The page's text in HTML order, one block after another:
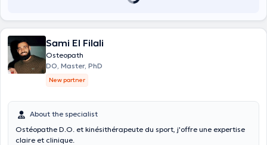
Sami El Filali
Osteopath
DO, Master, PhD
New partner
About the specialist
Ostéopathe D.O. et kinésithérapeute du sport, j'offre une expertise
claire et clinique.